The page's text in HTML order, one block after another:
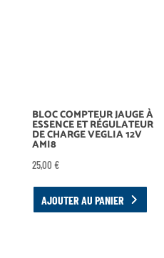
BLOC COMPTEUR JAUGE À
ESSENCE ET RÉGULATEUR
DE CHARGE VEGLIA 12V
AMI8
25,00 €
AJOUTER AU PANIER